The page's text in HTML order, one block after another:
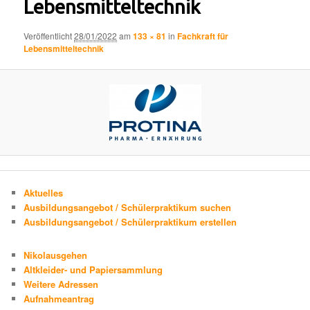
Lebensmitteltechnik
Veröffentlicht28/01/2022 am133 × 81 inFachkraft für
Lebensmitteltechnik
Aktuelles
Ausbildungsangebot / Schülerpraktikum suchen
Ausbildungsangebot / Schülerpraktikum erstellen
Nikolausgehen
Altkleider- und Papiersammlung
Weitere Adressen
Aufnahmeantrag